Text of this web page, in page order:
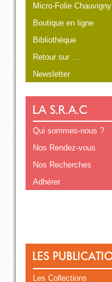
Micro-Folie Chauvigny
Boutique en ligne
Bibliothèque
Retour sur ...
Newsletter
Qui sommes-nous ?
Nos Rendez-vous
Nos Recherches
Adhérer
Les Collections